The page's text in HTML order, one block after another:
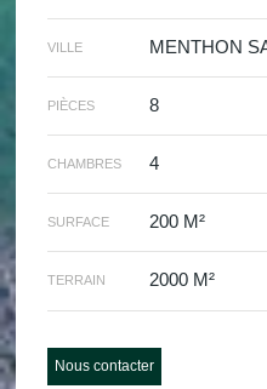
VILLE MENTHON
PIÈCES 8
CHAMBRES 4
SURFACE 200 M²
TERRAIN 2000 M²
Nous contacter